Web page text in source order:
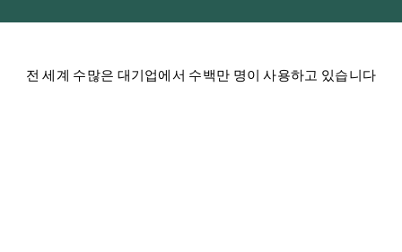
전 세계 수많은 대기업에서 수백만 명이 사용하고 있습니다